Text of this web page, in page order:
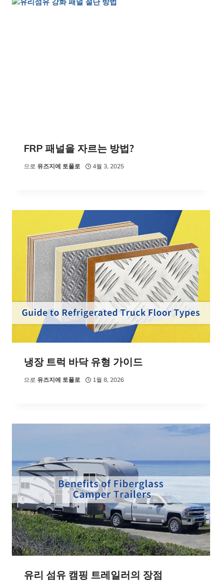
FRP 패널을 자르는 방법?
으로 유즈지에 토폴로 4월 3, 2025
냉장 트럭 바닥 유형 가이드
으로 유즈지에 토폴로 1월 8, 2026
유리 섬유 캠핑 트레일러의 장점